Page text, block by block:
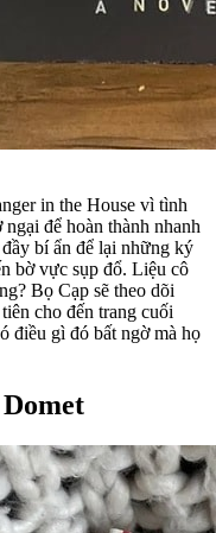
in the House vì tình
để hoàn thành nhanh
bí ẩn để lại những ký
bờ vực sụp đổ. Liệu cô
Bọ Cạp sẽ theo dõi
cho đến trang cuối
điều gì đó bất ngờ mà họ